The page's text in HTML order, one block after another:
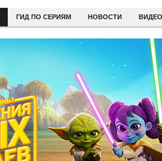
ГИД ПО СЕРИЯМ НОВОСТИ ВИДЕО